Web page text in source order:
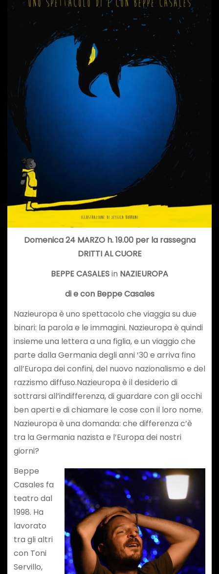
Domenica 24 MARZO h. 19.00 per la rassegna
DRITTI AL CUORE
BEPPE CASALESin NAZIEUROPA
di e con Beppe Casales
Nazieuropa è uno spettacolo che viaggia su due
binari: la parola e le immagini. Nazieuropa è quindi
insieme una lettera a una figlia, e un viaggio che
parte dalla Germania degli anni ’30 e arriva fino
all’Europa dei confini, del nuovo nazionalismo e del
razzismo diffuso.Nazieuropa è il desiderio di
sottrarsi all’indifferenza, di guardare con gli occhi
ben aperti e di chiamare le cose con il loro nome.
Nazieuropa è una domanda: che differenza c’è
tra la Germania nazista e l’Europa dei nostri
giorni?
Beppe
Casales fa
teatro dal
1998. Ha
lavorato
tra gli altri
con Toni
Servillo,